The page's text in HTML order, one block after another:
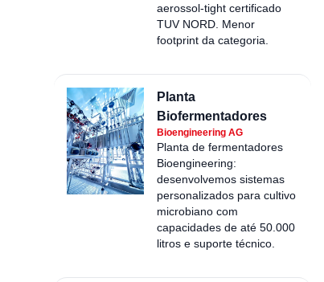
aerossol-tight certificado
TUV NORD. Menor
footprint da categoria.
Planta
Biofermentadores
Bioengineering AG
Planta de fermentadores
Bioengineering:
desenvolvemos sistemas
personalizados para cultivo
microbiano com
capacidades de até 50.000
litros e suporte técnico.